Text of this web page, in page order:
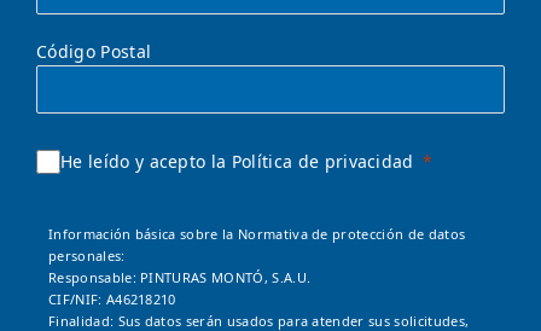
Código Postal
He leído y acepto la Política de privacidad
Información básica sobre la Normativa de protección de datos
personales:
Responsable: PINTURAS MONTÓ, S.A.U.
CIF/NIF: A46218210
Finalidad: Sus datos serán usados para atender sus solicitudes,